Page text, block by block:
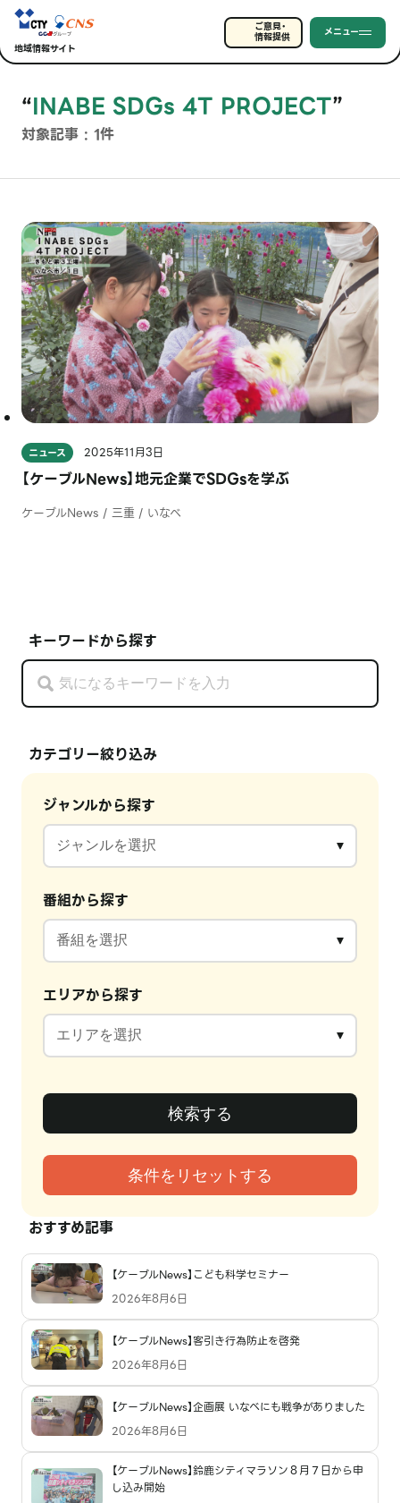
地域情報サイト
ご意見・
情報提供 メニュー
“INABE SDGs 4T PROJECT”
対象記事 : 1件
キーワードから探す
カテゴリー絞り込み
ジャンルから探す
番組から探す
エリアから探す
おすすめ記事
【ケーブルNews】こども科学セミナー
2026年8月6日
【ケーブルNews】客引き行為防止を啓発
2026年8月6日
【ケーブルNews】企画展 いなべにも戦争がありました
2026年8月6日
【ケーブルNews】鈴鹿シティマラソン８月７日から申
し込み開始
ニュース 2025年11月3日
【ケーブルNews】地元企業でSDGsを学ぶ
ケーブルNews / 三重 / いなべ